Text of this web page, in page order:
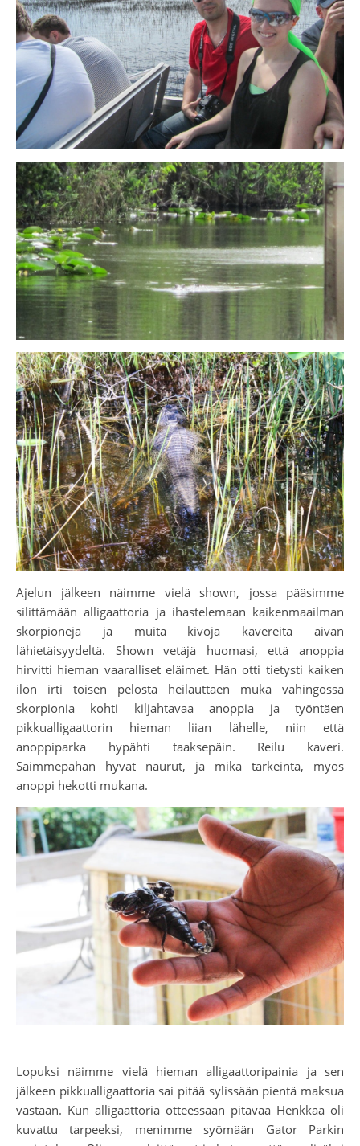
Ajelun jälkeen näimme vielä shown, jossa pääsimme
silittämään alligaattoria ja ihastelemaan kaikenmaailman
skorpioneja ja muita kivoja kavereita aivan
lähietäisyydeltä. Shown vetäjä huomasi, että anoppia
hirvitti hieman vaaralliset eläimet. Hän otti tietysti kaiken
ilon irti toisen pelosta heilauttaen muka vahingossa
skorpionia kohti kiljahtavaa anoppia ja työntäen
pikkualligaattorin hieman liian lähelle, niin että
anoppiparka hypähti taaksepäin. Reilu kaveri.
Saimmepahan hyvät naurut, ja mikä tärkeintä, myös
anoppi hekotti mukana.
Lopuksi näimme vielä hieman alligaattoripainia ja sen
jälkeen pikkualligaattoria sai pitää sylissään pientä maksua
vastaan. Kun alligaattoria otteessaan pitävää Henkkaa oli
kuvattu tarpeeksi, menimme syömään Gator Parkin